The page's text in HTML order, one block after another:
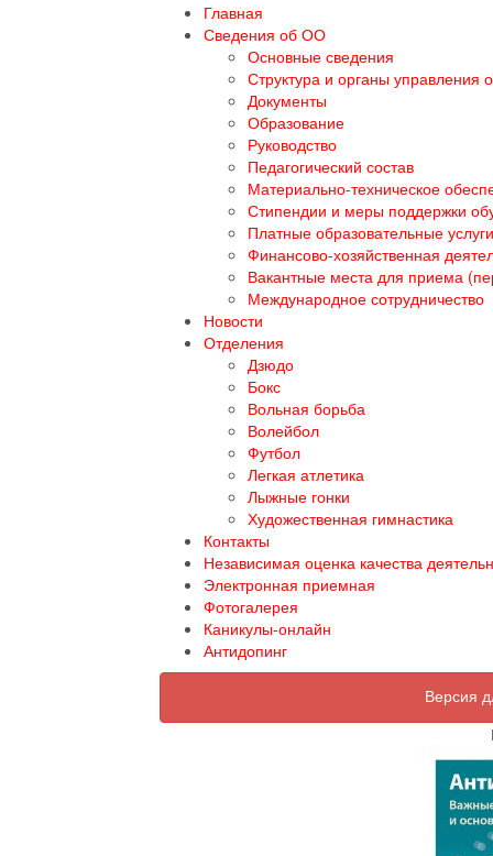
Главная
Сведения об ОО
Основные сведения
Структура и органы управления
Документы
Образование
Руководство
Педагогический состав
Материально-техническое
Стипендии и меры поддержки
Платные образовательные услуги
Финансово-хозяйственная
Вакантные места для приема
Международное сотрудничество
Новости
Отделения
Дзюдо
Бокс
Вольная борьба
Волейбол
Футбол
Легкая атлетика
Лыжные гонки
Художественная гимнастика
Контакты
Независимая оценка качества
Электронная приемная
Фотогалерея
Каникулы-онлайн
Антидопинг
Версия